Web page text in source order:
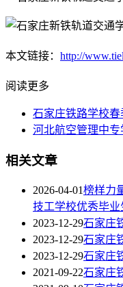
本文链接： http://
阅读更多
石家庄铁路学校
河北航空管理中专
相关文章
2026-04-01榜样力
技工学校优秀毕业
2023-12-29石家庄
2023-12-29石家庄
2023-12-29石家庄
2021-09-22石家庄